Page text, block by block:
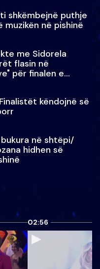
shkëmbejnë puthje
muzikën në pishinë
me Sidorela
flasin në
për finalen e
këndojnë së
në shtëpi/
hidhen së
02:56